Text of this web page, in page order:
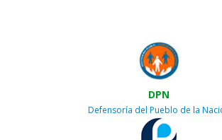
DPN
Defensoría del Pueblo de la